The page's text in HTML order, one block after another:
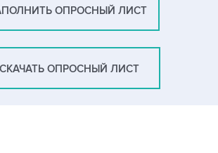
ОПРОСНЫЙ ЛИСТ
ОПРОСНЫЙ ЛИСТ